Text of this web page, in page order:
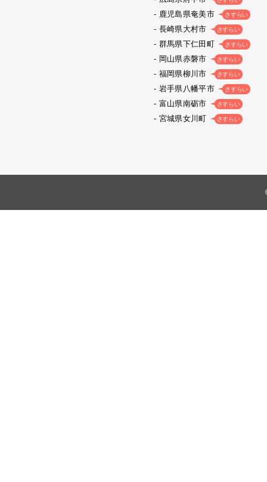
鹿児島県奄美市 さすらい
長崎県大村市 さすらい
群馬県下仁田町 さすらい
岡山県赤磐市 さすらい
福岡県柳川市 さすらい
岩手県八幡平市 さすらい
富山県南砺市 さすらい
宮城県女川町 さすらい